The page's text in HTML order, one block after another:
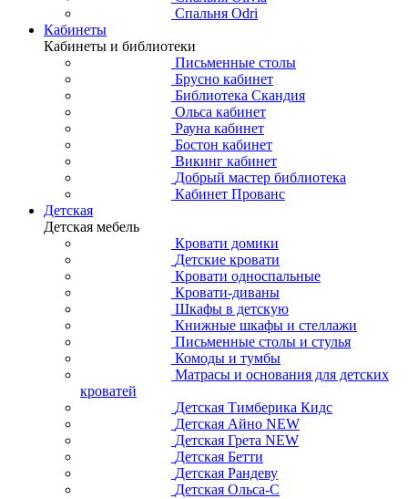
Спальня Odri
Кабинеты
Кабинеты и библиотеки
Письменные столы
Брусно кабинет
Библиотека Скандия
Ольса кабинет
Рауна кабинет
Бостон кабинет
Викинг кабинет
Добрый мастер библиотека
Кабинет Прованс
Детская
Детская мебель
Кровати домики
Детские кровати
Кровати односпальные
Кровати-диваны
Шкафы в детскую
Книжные шкафы и стеллажи
Письменные столы и стулья
Комоды и тумбы
Матрасы и основания для детских
кроватей
Детская Тимберика Кидс
Детская Айно NEW
Детская Грета NEW
Детская Бетти
Детская Рандеву
Детская Ольса-С